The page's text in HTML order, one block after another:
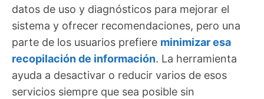
datos de uso y diagnósticos para mejorar el
sistema y ofrecer recomendaciones, pero una
parte de los usuarios prefiere minimizar esa
recopilación de información. La herramienta
ayuda a desactivar o reducir varios de esos
servicios siempre que sea posible sin